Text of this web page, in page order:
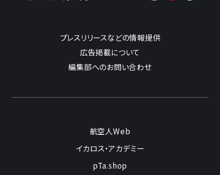
プレスリリースなどの情報提供
広告掲載について
編集部へのお問い合わせ
航空人Web
イカロス・アカデミー
pTa.shop